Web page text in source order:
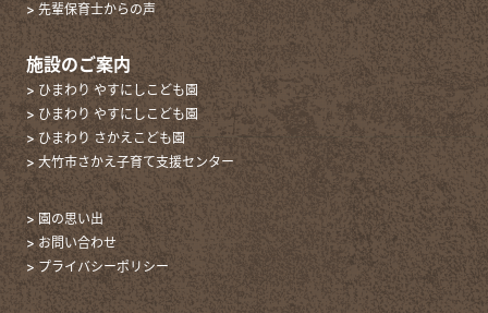
> 先輩保育士からの声
施設のご案内
> ひまわり やすにしこども園
> ひまわり やすにしこども園
> ひまわり さかえこども園
> 大竹市さかえ子育て支援センター
> 園の思い出
> お問い合わせ
> プライバシーポリシー